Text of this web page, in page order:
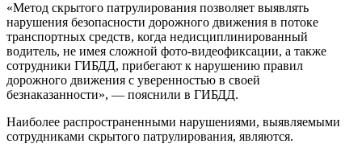
«Метод скрытого патрулирования позволяет выявлять
нарушения безопасности дорожного движения в потоке
транспортных средств, когда недисциплинированный
водитель, не имея сложной фото-видеофиксации, а также
сотрудники ГИБДД, прибегают к нарушению правил
дорожного движения с уверенностью в своей
безнаказанности», — пояснили в ГИБДД.
Наиболее распространенными нарушениями, выявляемыми
сотрудниками скрытого патрулирования, являются.